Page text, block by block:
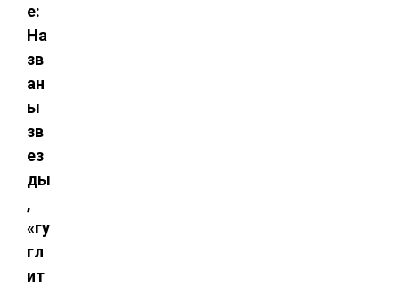
е:
На
зв
ан
ы
зв
ез
ды
,
«гу
гл
ит